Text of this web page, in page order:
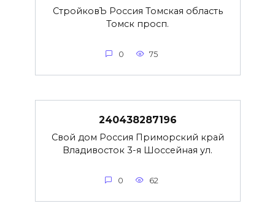
СтройковЪ Россия Томская область
Томск просп.
0 75
240438287196
Свой дом Россия Приморский край
Владивосток 3-я Шоссейная ул.
0 62